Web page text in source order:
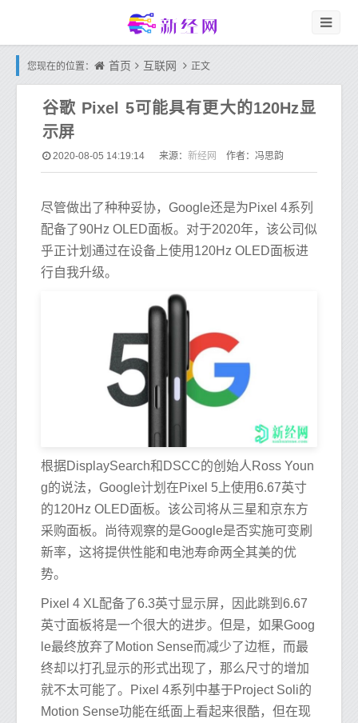
您现在的位置： 首页 互联网 正文
谷歌 Pixel 5可能具有更大的120Hz显
示屏
2020-08-05 14:19:14 来源： 新经网 作者：冯思韵
尽管做出了种种妥协，Google还是为Pixel 4系列
配备了90Hz OLED面板。对于2020年，该公司似
乎正计划通过在设备上使用120Hz OLED面板进
行自我升级。
根据DisplaySearch和DSCC的创始人Ross Youn
g的说法，Google计划在Pixel 5上使用6.67英寸
的120Hz OLED面板。该公司将从三星和京东方
采购面板。尚待观察的是Google是否实施可变刷
新率，这将提供性能和电池寿命两全其美的优
势。
Pixel 4 XL配备了6.3英寸显示屏，因此跳到6.67
英寸面板将是一个很大的进步。但是，如果Goog
le最终放弃了Motion Sense而减少了边框，而最
终却以打孔显示的形式出现了，那么尺寸的增加
就不太可能了。Pixel 4系列中基于Project Soli的
Motion Sense功能在纸面上看起来很酷，但在现